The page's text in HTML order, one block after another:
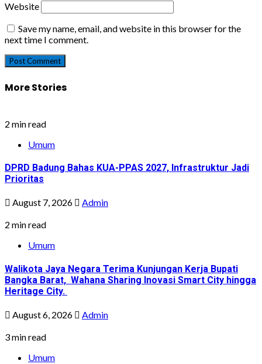
Website
Save my name, email, and website in this browser for the
next time I comment.
More Stories
2 min read
Umum
DPRD Badung Bahas KUA-PPAS 2027, Infrastruktur Jadi
Prioritas
August 7, 2026
Admin
2 min read
Umum
Walikota Jaya Negara Terima Kunjungan Kerja Bupati
Bangka Barat, Wahana Sharing Inovasi Smart City hingga
Heritage City.
August 6, 2026
Admin
3 min read
Umum